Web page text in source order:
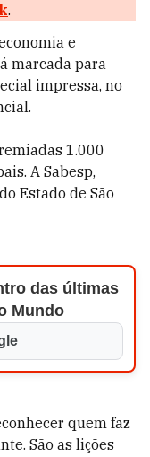
.
e
marcada para
impressa, no
1.000
A Sabesp,
Estado de São
das últimas
Mundo
quem faz
São as lições